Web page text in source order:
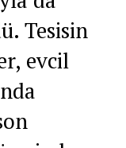
Tesisin
evcil